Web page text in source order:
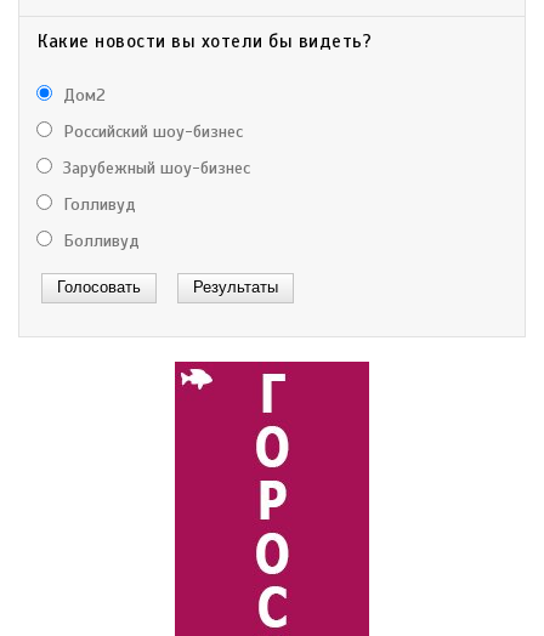
Какие новости вы хотели бы видеть?
Дом2
Российский шоу-бизнес
Зарубежный шоу-бизнес
Голливуд
Болливуд